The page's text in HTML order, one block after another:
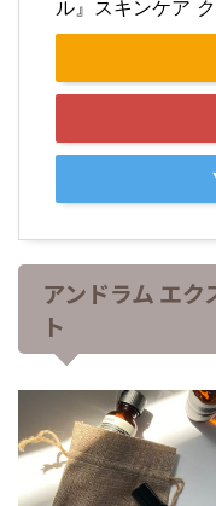
ル』スキンケア
アンドラム エク
ト